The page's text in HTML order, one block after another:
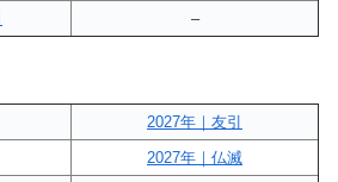
–
2027年｜友引
2027年｜仏滅